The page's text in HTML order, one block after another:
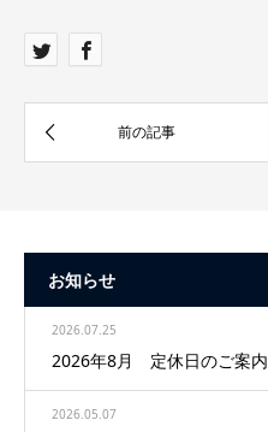
お知らせ
2026.07.25
2026年8月 定休日のご案内
2026.05.07